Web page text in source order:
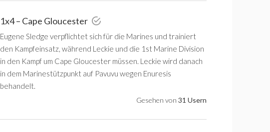
1x4 – Cape Gloucester
Eugene Sledge verpflichtet sich für die Marines und trainiert
den Kampfeinsatz, während Leckie und die 1st Marine Division
in den Kampf um Cape Gloucester müssen. Leckie wird danach
in dem Marinestützpunkt auf Pavuvu wegen Enuresis
behandelt.
Gesehen von 31 Usern